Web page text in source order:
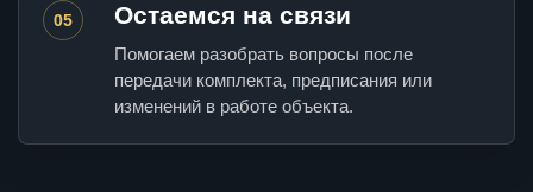
05 Остаемся на связи
Помогаем разобрать вопросы после
передачи комплекта, предписания или
изменений в работе объекта.